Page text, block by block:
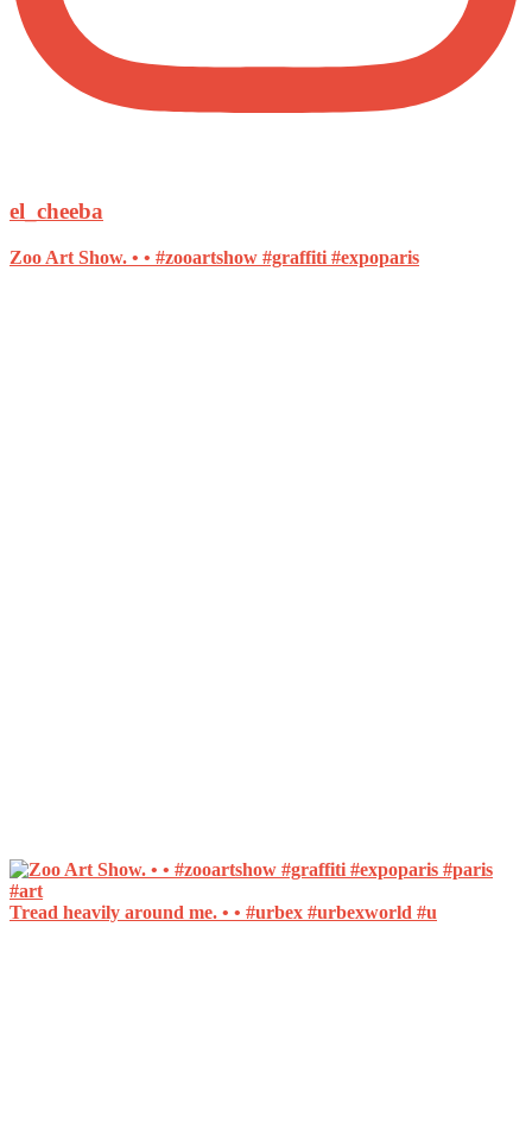
el_cheeba
Zoo Art Show. • • #zooartshow #graffiti #expoparis
Tread heavily around me. • • #urbex #urbexworld #u